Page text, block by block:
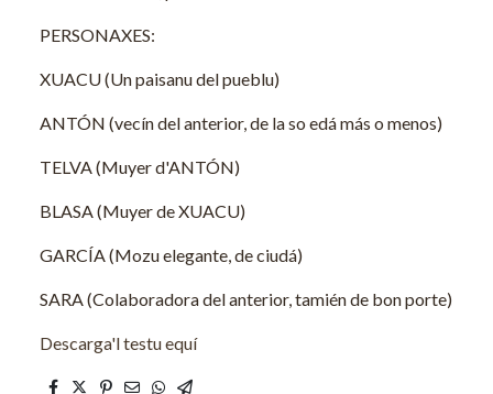
PERSONAXES:
XUACU (Un paisanu del pueblu)
ANTÓN (vecín del anterior, de la so edá más o menos)
TELVA (Muyer d'ANTÓN)
BLASA (Muyer de XUACU)
GARCÍA (Mozu elegante, de ciudá)
SARA (Colaboradora del anterior, tamién de bon porte)
Descarga'l testu equí